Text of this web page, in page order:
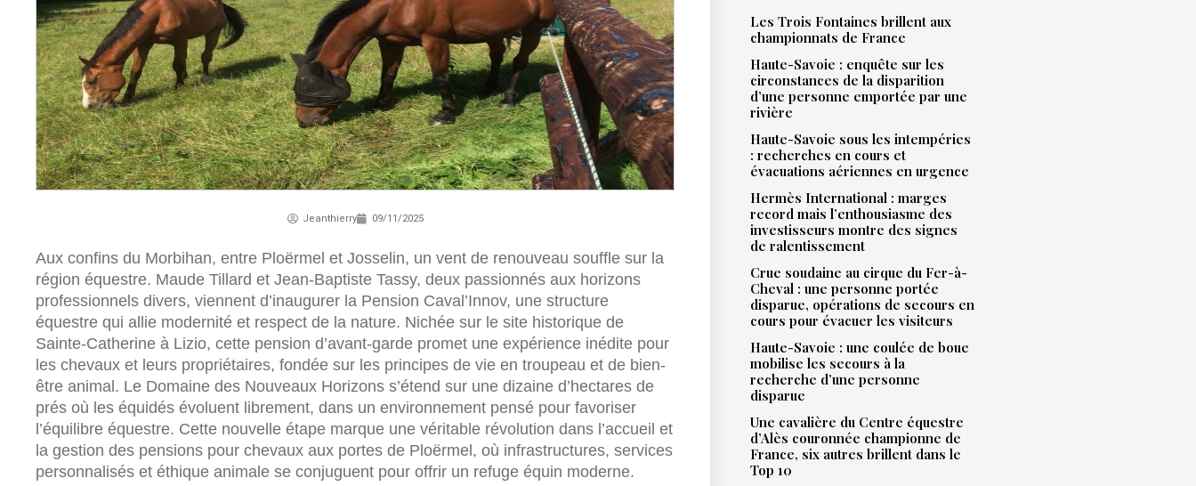
Jeanthierry 09/11/2025
Aux confins du Morbihan, entre Ploërmel et Josselin, un vent de renouveau souffle sur la
région équestre. Maude Tillard et Jean-Baptiste Tassy, deux passionnés aux horizons
professionnels divers, viennent d’inaugurer la Pension Caval’Innov, une structure
équestre qui allie modernité et respect de la nature. Nichée sur le site historique de
Sainte-Catherine à Lizio, cette pension d’avant-garde promet une expérience inédite pour
les chevaux et leurs propriétaires, fondée sur les principes de vie en troupeau et de bien-
être animal. Le Domaine des Nouveaux Horizons s’étend sur une dizaine d’hectares de
prés où les équidés évoluent librement, dans un environnement pensé pour favoriser
l’équilibre équestre. Cette nouvelle étape marque une véritable révolution dans l’accueil et
la gestion des pensions pour chevaux aux portes de Ploërmel, où infrastructures, services
personnalisés et éthique animale se conjuguent pour offrir un refuge équin moderne.
Les Trois Fontaines brillent aux
championnats de France
Haute-Savoie : enquête sur les
circonstances de la disparition
d’une personne emportée par une
rivière
Haute-Savoie sous les intempéries
: recherches en cours et
évacuations aériennes en urgence
Hermès International : marges
record mais l’enthousiasme des
investisseurs montre des signes
de ralentissement
Crue soudaine au cirque du Fer-à-
Cheval : une personne portée
disparue, opérations de secours en
cours pour évacuer les visiteurs
Haute-Savoie : une coulée de boue
mobilise les secours à la
recherche d’une personne
disparue
Une cavalière du Centre équestre
d’Alès couronnée championne de
France, six autres brillent dans le
Top 10